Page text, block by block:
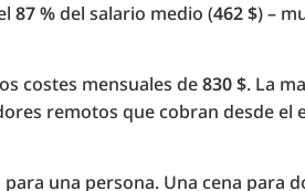
87 %del salario medio (462 $) –
costes mensuales de830 $. La
remotos que cobran desde
para una persona. Una cena para